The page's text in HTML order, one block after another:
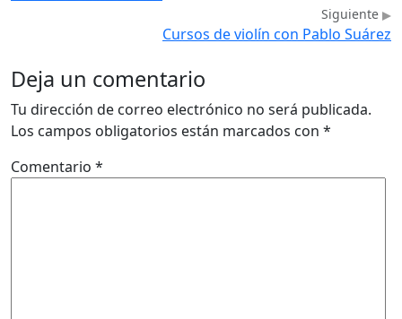
Siguiente
Cursos de violín con Pablo Suárez
Deja un comentario
Tu dirección de correo electrónico no será publicada.
Los campos obligatorios están marcados con *
Comentario *